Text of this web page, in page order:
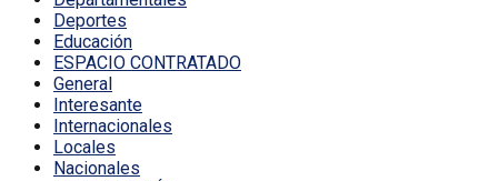
Deportes
Educación
ESPACIO CONTRATADO
General
Interesante
Internacionales
Locales
Nacionales